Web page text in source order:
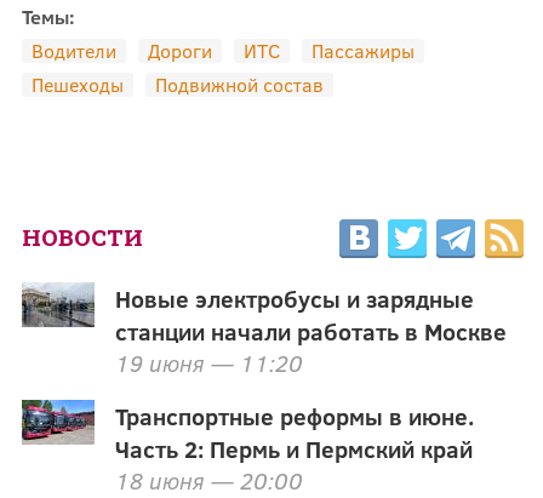
Темы:
Водители
Дороги ИТС
Пассажиры
Пешеходы
Подвижной состав
НОВОСТИ
Новые электробусы и зарядные
станции начали работать в Москве
19 июня — 11:20
Транспортные реформы в июне.
Часть 2: Пермь и Пермский край
18 июня — 20:00